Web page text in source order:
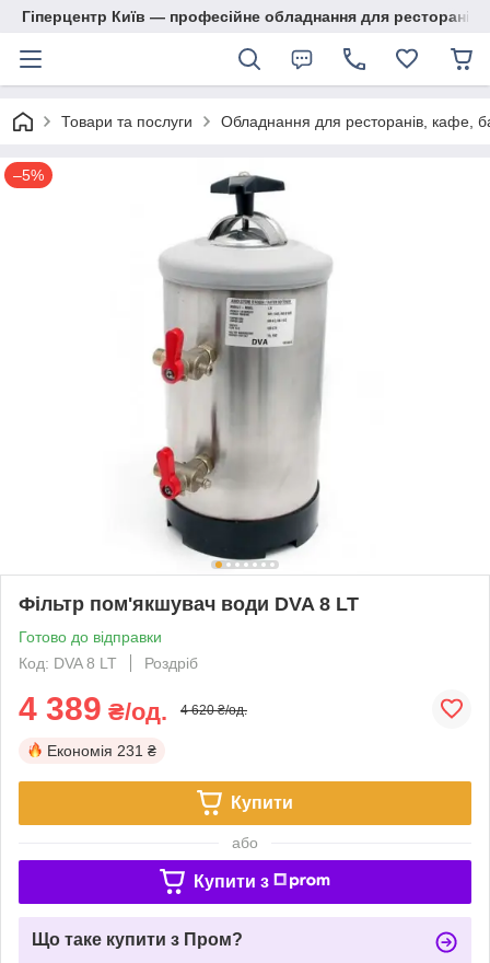
Гіперцентр Київ — професійне обладнання для ресторанів,
Товари та послуги Обладнання для ресторанів, кафе,
–5%
Фільтр пом'якшувач води DVA 8 LT
Готово до відправки
Код: DVA 8 LT
Роздріб
4 389 ₴/од. 4 620 ₴/од.
Економія 231 ₴
Купити
або
Купити з
Що таке купити з Пром?